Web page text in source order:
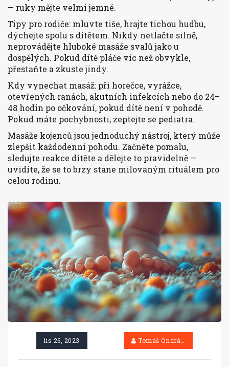
— ruky mějte velmi jemné.
Tipy pro rodiče: mluvte tiše, hrajte tichou hudbu,
dýchejte spolu s dítětem. Nikdy netlačte silně,
neprovádějte hluboké masáže svalů jako u
dospělých. Pokud dítě pláče víc než obvykle,
přestaňte a zkuste jindy.
Kdy vynechat masáž: při horečce, vyrážce,
otevřených ranách, akutních infekcích nebo do 24–
48 hodin po očkování, pokud dítě není v pohodě.
Pokud máte pochybnosti, zeptejte se pediatra.
Masáže kojenců jsou jednoduchý nástroj, který může
zlepšit každodenní pohodu. Začněte pomalu,
sledujte reakce dítěte a dělejte to pravidelně —
uvidíte, že se to brzy stane milovaným rituálem pro
celou rodinu.
lis 26, 2023 Tomáš Ondráček